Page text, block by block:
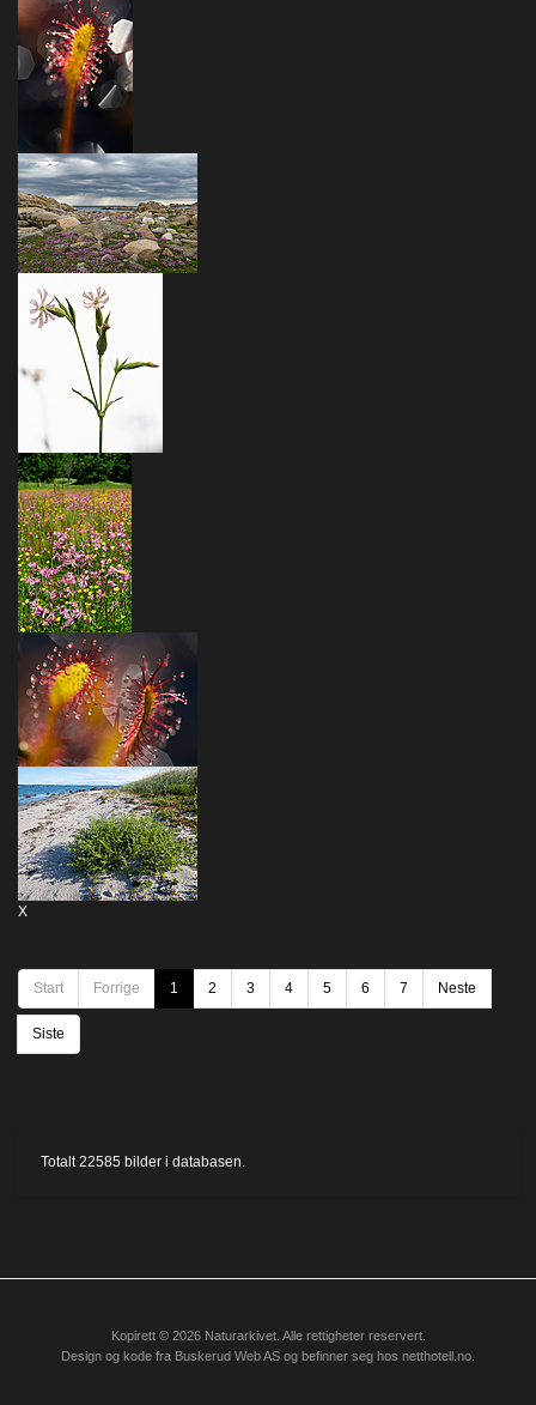
X
Start Forrige 1 2 3 4 5 6 7 Neste
Siste
Totalt 22585 bilder i databasen.
Kopirett © 2026 Naturarkivet. Alle rettigheter reservert.
Design og kode fra Buskerud Web AS og befinner seg hos netthotell.no